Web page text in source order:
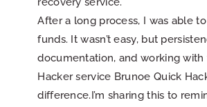
After a long process, I was able
funds. It wasn’t easy, but
documentation, and working with
Hacker service Brunoe Quick
difference.I’m sharing this to